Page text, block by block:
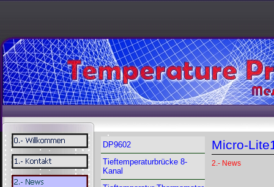
DP9602
Tieftemperaturbrücke 8-
Kanal
Micro-
2.- News